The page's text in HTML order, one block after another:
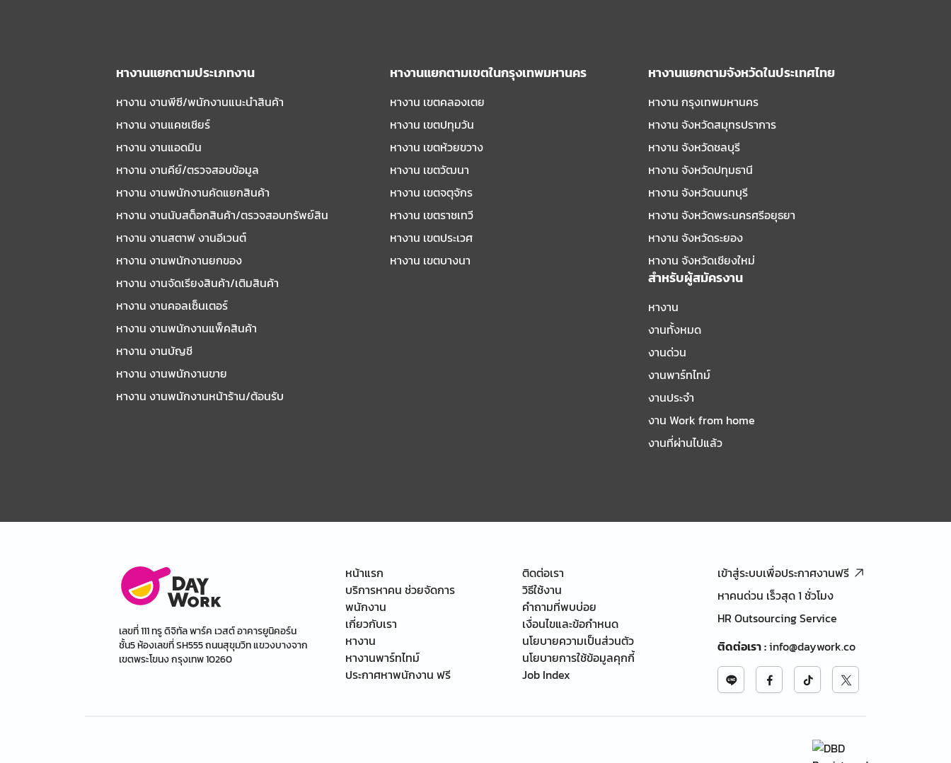
หางานแยกตามประเภทงาน
หางาน งานพีซี/พนักงานแนะนําสินค้า
หางาน งานแคชเชียร์
หางาน งานแอดมิน
หางาน งานคีย์/ตรวจสอบข้อมูล
หางาน งานพนักงานคัดแยกสินค้า
หางาน งานนับสต็อกสินค้า/ตรวจสอบทรัพย์สิน
หางาน งานสตาฟ งานอีเวนต์
หางาน งานพนักงานยกของ
หางาน งานจัดเรียงสินค้า/เติมสินค้า
หางาน งานคอลเซ็นเตอร์
หางาน งานพนักงานแพ็คสินค้า
หางาน งานบัญชี
หางาน งานพนักงานขาย
หางาน งานพนักงานหน้าร้าน/ต้อนรับ
หางานแยกตามเขตในกรุงเทพมหานคร
หางาน เขตคลองเตย
หางาน เขตปทุมวัน
หางาน เขตห้วยขวาง
หางาน เขตวัฒนา
หางาน เขตจตุจักร
หางาน เขตราชเทวี
หางาน เขตประเวศ
หางาน เขตบางนา
หางานแยกตามจังหวัดในประเทศไทย
หางาน กรุงเทพมหานคร
หางาน จังหวัดสมุทรปราการ
หางาน จังหวัดชลบุรี
หางาน จังหวัดปทุมธานี
หางาน จังหวัดนนทบุรี
หางาน จังหวัดพระนครศรีอยุธยา
หางาน จังหวัดระยอง
หางาน จังหวัดเชียงใหม่
สำหรับผู้สมัครงาน
หางาน
งานทั้งหมด
งานด่วน
งานพาร์ทไทม์
งานประจำ
งาน Work from home
งานที่ผ่านไปแล้ว
เลขที่ 111 ทรู ดิจิทัล พาร์ค เวสต์ อาคารยูนิคอร์น
ชั้น5 ห้องเลขที่ SH555 ถนนสุขุมวิท แขวงบางจาก
เขตพระโขนง กรุงเทพ 10260
หน้าแรก
บริการหาคน ช่วยจัดการ
พนักงาน
เกี่ยวกับเรา
หางาน
หางานพาร์ทไทม์
ประกาศหาพนักงาน ฟรี
ติดต่อเรา
วิธีใช้งาน
คำถามที่พบบ่อย
เงื่อนไขและข้อกำหนด
นโยบายความเป็นส่วนตัว
นโยบายการใช้ข้อมูลคุกกี้
Job Index
เข้าสู่ระบบเพื่อประกาศงานฟรี
หาคนด่วน เร็วสุด 1 ชั่วโมง
HR Outsourcing Service
ติดต่อเรา:info@daywork.co